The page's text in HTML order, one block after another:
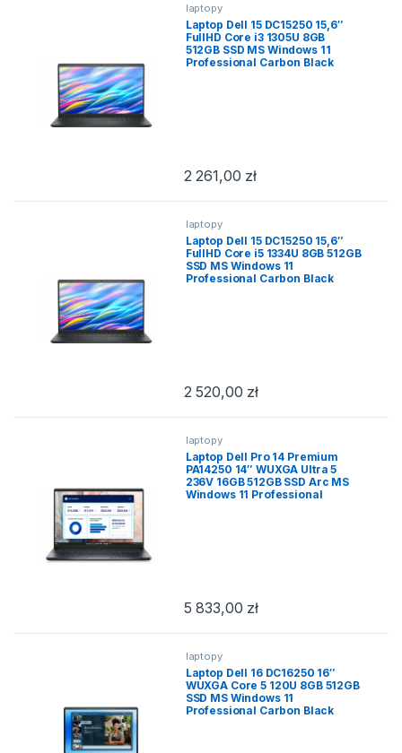
laptopy
Laptop Dell 15 DC15250 15,6″
FullHD Core i3 1305U 8GB
512GB SSD MS Windows 11
Professional Carbon Black
2 261,00 zł
laptopy
Laptop Dell 15 DC15250 15,6″
FullHD Core i5 1334U 8GB 512GB
SSD MS Windows 11
Professional Carbon Black
2 520,00 zł
laptopy
Laptop Dell Pro 14 Premium
PA14250 14″ WUXGA Ultra 5
236V 16GB 512GB SSD Arc MS
Windows 11 Professional
5 833,00 zł
laptopy
Laptop Dell 16 DC16250 16″
WUXGA Core 5 120U 8GB 512GB
SSD MS Windows 11
Professional Carbon Black